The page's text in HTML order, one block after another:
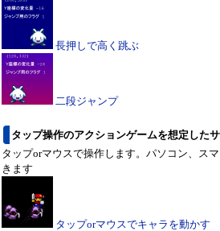
長押しで高く跳ぶ
二段ジャンプ
タップ操作のアクションゲームを想定した
タップorマウスで操作します。パソコン、ス
きます
タップorマウスでキャラを動かす